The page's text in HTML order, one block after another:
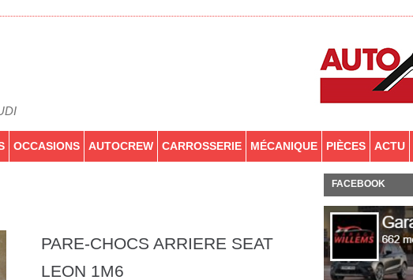
OCCASIONS AUTOCREW CARROSSERIE MÉCANIQUE PIÈCES ACTU
PARE-CHOCS ARRIERE SEAT
LEON 1M6
FACEBOOK